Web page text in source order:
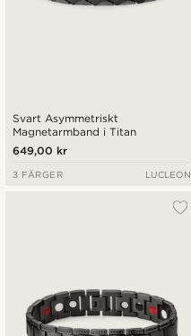
Svart Asymmetriskt
Magnetarmband i Titan
649,00 kr
3 FÄRGER LUCLEON